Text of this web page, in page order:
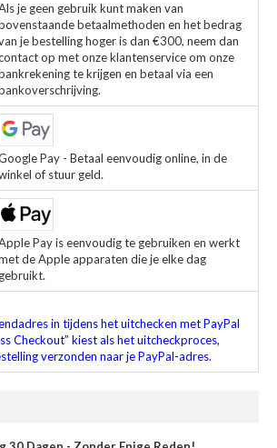
je geen gebruik kunt maken van
betaalmethoden en het bedrag
je bestelling hoger is dan €300, neem dan
op met onze klantenservice om onze
te krijgen en betaal via een
Pay - Betaal eenvoudig online, in de
of stuur geld.
Pay is eenvoudig te gebruiken en werkt
de Apple apparaten die je elke dag
gebruikt.
in tijdens het uitchecken met PayPal
Checkout” kiest als het uitcheckproces,
verzonden naar je PayPal-adres.